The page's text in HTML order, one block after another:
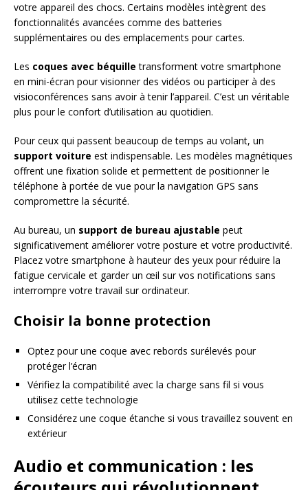
votre appareil des chocs. Certains modèles intègrent des
fonctionnalités avancées comme des batteries
supplémentaires ou des emplacements pour cartes.
Les coques avec béquille transforment votre smartphone
en mini-écran pour visionner des vidéos ou participer à des
visioconférences sans avoir à tenir l’appareil. C’est un véritable
plus pour le confort d’utilisation au quotidien.
Pour ceux qui passent beaucoup de temps au volant, un
support voiture est indispensable. Les modèles magnétiques
offrent une fixation solide et permettent de positionner le
téléphone à portée de vue pour la navigation GPS sans
compromettre la sécurité.
Au bureau, un support de bureau ajustable peut
significativement améliorer votre posture et votre productivité.
Placez votre smartphone à hauteur des yeux pour réduire la
fatigue cervicale et garder un œil sur vos notifications sans
interrompre votre travail sur ordinateur.
Choisir la bonne protection
Optez pour une coque avec rebords surélevés pour
protéger l’écran
Vérifiez la compatibilité avec la charge sans fil si vous
utilisez cette technologie
Considérez une coque étanche si vous travaillez souvent en
extérieur
Audio et communication : les